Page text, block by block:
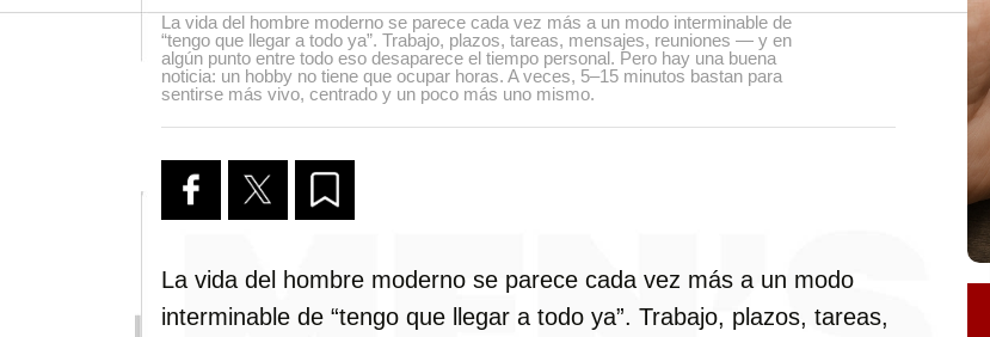
La vida del hombre moderno se parece cada vez más a un modo interminable de
“tengo que llegar a todo ya”. Trabajo, plazos, tareas, mensajes, reuniones — y en
algún punto entre todo eso desaparece el tiempo personal. Pero hay una buena
noticia: un hobby no tiene que ocupar horas. A veces, 5–15 minutos bastan para
sentirse más vivo, centrado y un poco más uno mismo.
La vida del hombre moderno se parece cada vez más a un modo
interminable de “tengo que llegar a todo ya”. Trabajo, plazos, tareas,